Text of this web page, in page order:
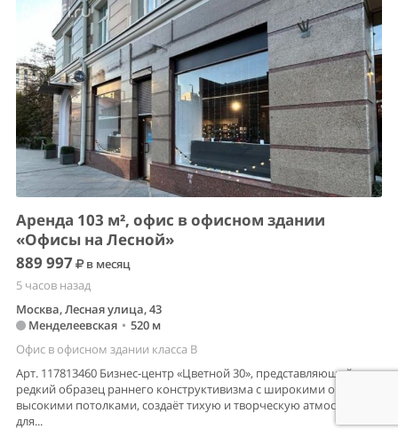
Аренда 103 м², офис в офисном здании
«Офисы на Лесной»
889 997
в месяц
5 часов назад
Москва, Лесная улица, 43
Менделеевская • 520 м
Офис в офисном здании класса B
Арт. 117813460 Бизнес-центр «Цветной 30», представляющий
редкий образец раннего конструктивизма с широкими окнами и
высокими потолками, создаёт тихую и творческую атмосферу
для...